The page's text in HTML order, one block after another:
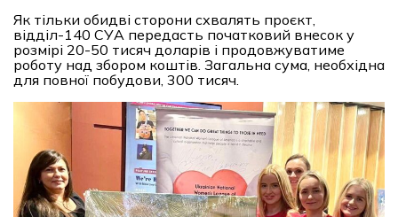
Як тільки обидві сторони схвалять проєкт,
відділ-140 СУА передасть початковий внесок у
розмірі 20-50 тисяч доларів і продовжуватиме
роботу над збором коштів. Загальна сума, необхідна
для повної побудови, 300 тисяч.